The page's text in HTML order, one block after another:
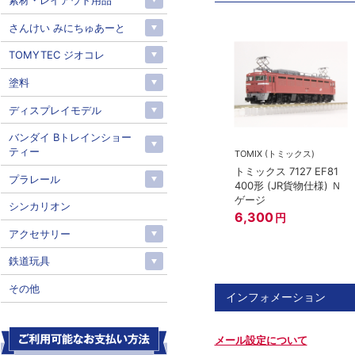
TOMIX (トミックス)
トミックス 7127 EF81
400形 (JR貨物仕様) Ｎ
ゲージ
6,300 円
インフォメーション
メール設定について
さんけい みにちゅあーと
TOMYTEC ジオコレ
塗料
ディスプレイモデル
バンダイ Bトレインショー
ティー
プラレール
シンカリオン
アクセサリー
鉄道玩具
その他